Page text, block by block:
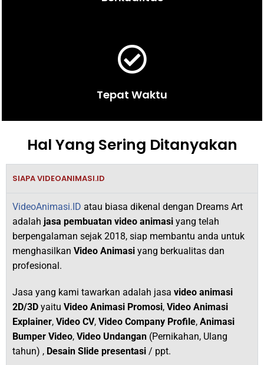
Tepat Waktu
Hal Yang Sering Ditanyakan
SIAPA VIDEOANIMASI.ID
VideoAnimasi.ID atau biasa dikenal dengan Dreams Art
adalah jasa pembuatan video animasi yang telah
berpengalaman sejak 2018, siap membantu anda untuk
menghasilkan Video Animasi yang berkualitas dan
profesional.
Jasa yang kami tawarkan adalah jasa video animasi
2D/3D yaitu Video Animasi Promosi, Video Animasi
Explainer, Video CV, Video Company Profile, Animasi
Bumper Video, Video Undangan (Pernikahan, Ulang
tahun) , Desain Slide presentasi / ppt.